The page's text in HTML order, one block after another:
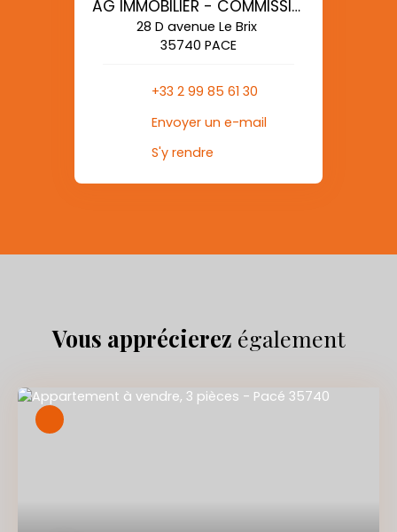
AG IMMOBILIER - COMMISSIONS REDUITES
28 D avenue Le Brix
35740 PACE
+33 2 99 85 61 30
Envoyer un e-mail
S'y rendre
Vous apprécierez également